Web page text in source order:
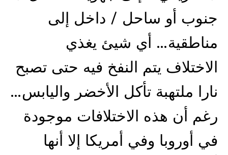
جنوب أو ساحل / داخل إلى
مناطقية… أي شيئ يغذي
الاختلاف يتم النفخ فيه حتى تصبح
نارا ملتهبة تأكل الأخضر واليابس…
رغم أن هذه الاختلافات موجودة
في أوروبا وفي أمريكا إلا أنها